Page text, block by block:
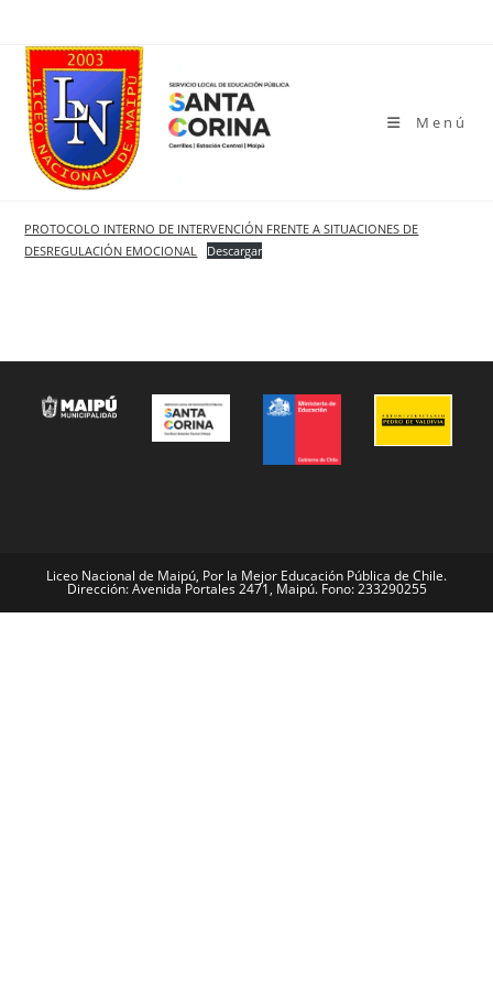
contenido
Menú
PROTOCOLO INTERNO DE INTERVENCIÓN FRENTE A SITUACIONES DE
DESREGULACIÓN EMOCIONAL
Descargar
Liceo Nacional de Maipú, Por la Mejor Educación Pública de Chile.
Dirección: Avenida Portales 2471, Maipú. Fono: 233290255